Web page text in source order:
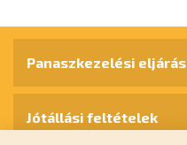
Panaszkezelési eljárás
Jótállási feltételek